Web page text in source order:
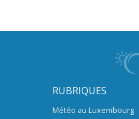
RUBRIQUES
Météo au Luxembourg